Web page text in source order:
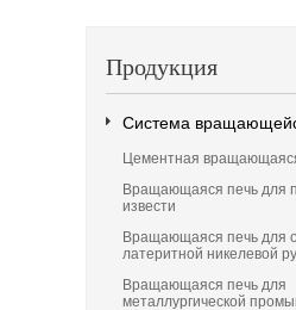
Продукция
Система
Цементная
Вращающаяся печь для
извести
Вращающаяся печь для
латеритной никелевой
Вращающаяся печь для
металлургической